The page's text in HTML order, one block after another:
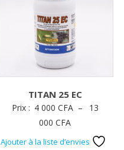
TITAN 25 EC
Prix : 4 000 CFA –
13
000CFAPlage
de
Ajouter à la liste d’envies